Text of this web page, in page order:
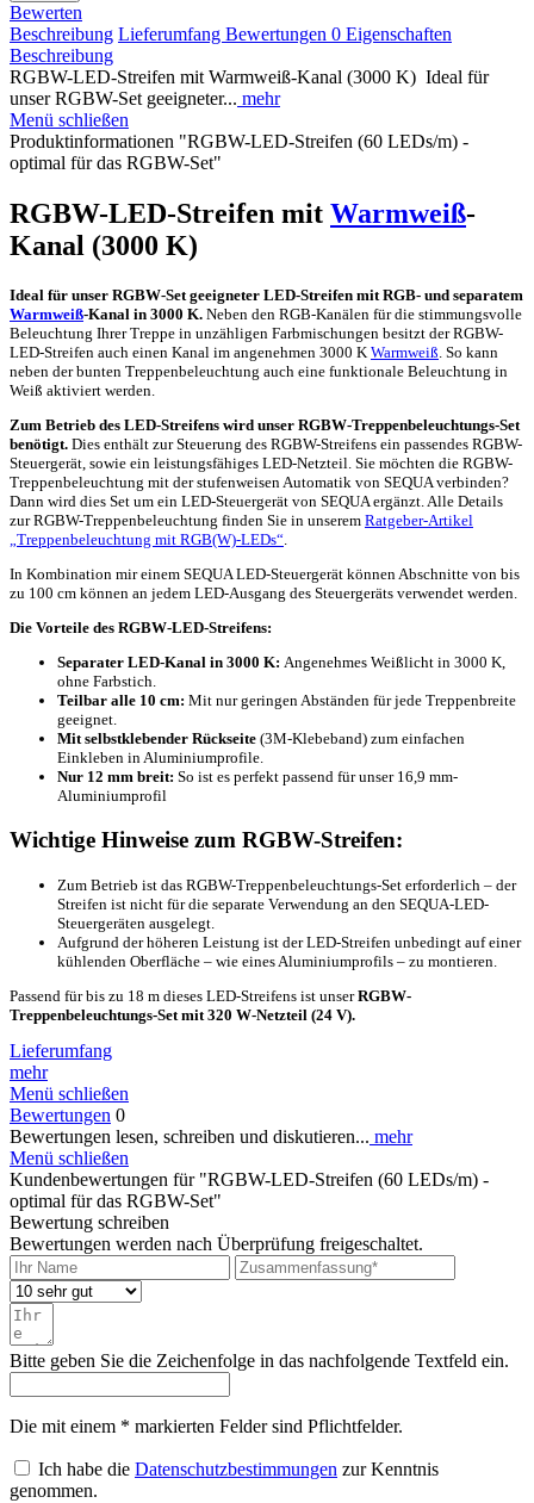
Bewerten
Beschreibung Lieferumfang Bewertungen 0 Eigenschaften
Beschreibung
RGBW-LED-Streifen mit Warmweiß-Kanal (3000 K) Ideal für
unser RGBW-Set geeigneter... mehr
Menü schließen
Produktinformationen "RGBW-LED-Streifen (60 LEDs/m) -
optimal für das RGBW-Set"
RGBW-LED-Streifen mit Warmweiß-
Kanal (3000 K)
Ideal für unser RGBW-Set geeigneter LED-Streifen mit RGB- und separatem
Warmweiß-Kanal in 3000 K. Neben den RGB-Kanälen für die stimmungsvolle
Beleuchtung Ihrer Treppe in unzähligen Farbmischungen besitzt der RGBW-
LED-Streifen auch einen Kanal im angenehmen 3000 K Warmweiß . So kann
neben der bunten Treppenbeleuchtung auch eine funktionale Beleuchtung in
Weiß aktiviert werden.
Zum Betrieb des LED-Streifens wird unser RGBW-Treppenbeleuchtungs-Set
benötigt. Dies enthält zur Steuerung des RGBW-Streifens ein passendes RGBW-
Steuergerät, sowie ein leistungsfähiges LED-Netzteil. Sie möchten die RGBW-
Treppenbeleuchtung mit der stufenweisen Automatik von SEQUA verbinden?
Dann wird dies Set um ein LED-Steuergerät von SEQUA ergänzt. Alle Details
zur RGBW-Treppenbeleuchtung finden Sie in unserem Ratgeber-Artikel
„Treppenbeleuchtung mit RGB(W)-LEDs“
In Kombination mir einem SEQUA LED-Steuergerät können Abschnitte von bis
zu 100 cm können an jedem LED-Ausgang des Steuergeräts verwendet werden.
Die Vorteile des RGBW-LED-Streifens:
Separater LED-Kanal in 3000 K: Angenehmes Weißlicht in 3000 K,
ohne Farbstich.
Teilbar alle 10 cm: Mit nur geringen Abständen für jede Treppenbreite
geeignet.
Mit selbstklebender Rückseite (3M-Klebeband) zum einfachen
Einkleben in Aluminiumprofile.
Nur 12 mm breit: So ist es perfekt passend für unser 16,9 mm-
Aluminiumprofil
Wichtige Hinweise zum RGBW-Streifen:
Zum Betrieb ist das RGBW-Treppenbeleuchtungs-Set erforderlich – der
Streifen ist nicht für die separate Verwendung an den SEQUA-LED-
Steuergeräten ausgelegt.
Aufgrund der höheren Leistung ist der LED-Streifen unbedingt auf einer
kühlenden Oberfläche – wie eines Aluminiumprofils – zu montieren.
Passend für bis zu 18 m dieses LED-Streifens ist unserRGBW-
Treppenbeleuchtungs-Set mit 320 W-Netzteil (24 V).
Lieferumfang
mehr
Menü schließen
Bewertungen 0
Bewertungen lesen, schreiben und diskutieren... mehr
Menü schließen
Kundenbewertungen für "RGBW-LED-Streifen (60 LEDs/m) -
optimal für das RGBW-Set"
Bewertung schreiben
Bewertungen werden nach Überprüfung freigeschaltet.
Bitte geben Sie die Zeichenfolge in das nachfolgende Textfeld ein.
Die mit einem * markierten Felder sind Pflichtfelder.
Ich habe die Datenschutzbestimmungen zur Kenntnis
genommen.